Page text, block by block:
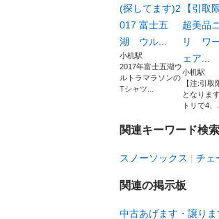
(探してます)2
017 富士五
湖 ウル...
小机駅
2017年富士五湖ウ
ルトラマラソンの
Tシャツ...
【引取
超美品
リ ワ
ェア...
小机駅
【注:引取
となりま
トリで4、...
関連キーワード検索
スノーソックス チェ
関連の掲示板
中古あげます・譲りま